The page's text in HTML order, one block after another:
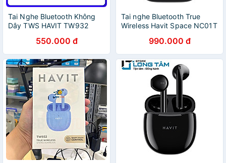
Tai Nghe Bluetooth Không
Dây TWS HAVIT TW932
Tăng Cường, Driver 13mm -
Hàng Chính Hãng
550.000 đ
Tai nghe Bluetooth True
Wireless Havit Space NC01T
990.000 đ